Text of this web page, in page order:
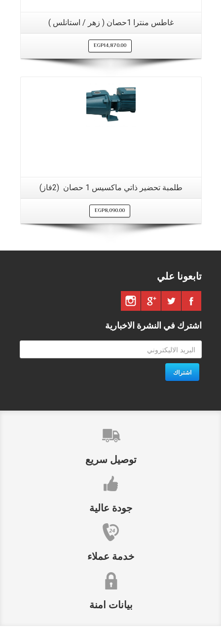
غاطس منترا 1حصان ( زهر / استانلس )
EGP14,870.00
طلمبة تحضير ذاتي ماكسيس 1 حصان (2فاز)
EGP8,090.00
تابعونا علي
اشترك في النشرة الاخبارية
اشتراك
توصيل سريع
جودة عالية
خدمة عملاء
بيانات امنة